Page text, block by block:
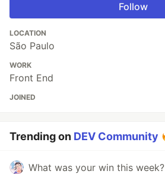
Follow
LOCATION
São Paulo
WORK
Front End
JOINED
Trending on DEV Community
What was your win this week?